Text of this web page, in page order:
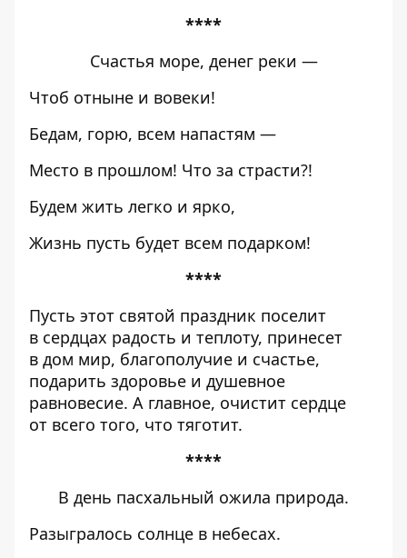
****
Счастья море, денег реки —
Чтоб отныне и вовеки!
Бедам, горю, всем напастям —
Место в прошлом! Что за страсти?!
Будем жить легко и ярко,
Жизнь пусть будет всем подарком!
****
Пусть этот святой праздник поселит
в сердцах радость и теплоту, принесет
в дом мир, благополучие и счастье,
подарить здоровье и душевное
равновесие. А главное, очистит сердце
от всего того, что тяготит.
****
В день пасхальный ожила природа.
Разыгралось солнце в небесах.